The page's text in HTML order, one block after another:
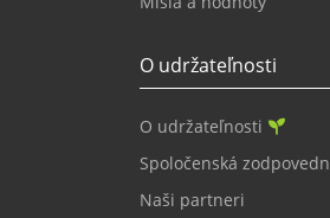
O udržateľnosti
O udržateľnosti
Spoločenská
Naši partneri